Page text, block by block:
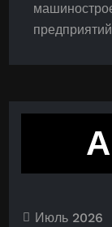
Июль 2026